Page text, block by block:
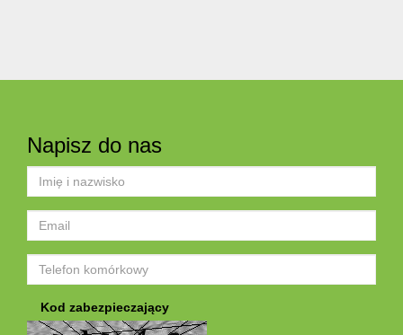
Napisz do nas
Kod zabezpieczający